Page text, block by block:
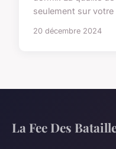
seulement sur votre
20 décembre 2024
La Fee Des